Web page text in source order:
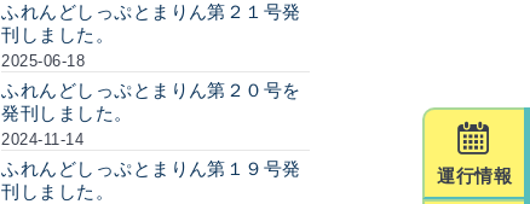
ふれんどしっぷとまりん第２１号発
刊しました。
2025-06-18
ふれんどしっぷとまりん第２０号を
発刊しました。
2024-11-14
ふれんどしっぷとまりん第１９号発
刊しました。
運行情報